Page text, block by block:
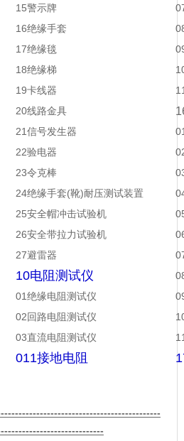
15警示牌
16绝缘手套
17绝缘毯
18绝缘梯
19卡线器
20线路金具
21信号发生器
22验电器
23令克棒
24绝缘手套(靴)耐压测试装置
25安全帽冲击试验机
26安全带拉力试验机
27避雷器
10电阻测试仪
01绝缘电阻测试仪
02回路电阻测试仪
03直流电阻测试仪
011接地电阻